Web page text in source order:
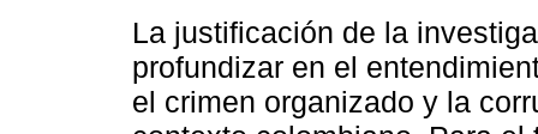
La justificación de la
profundizar en el
el crimen organizado y la